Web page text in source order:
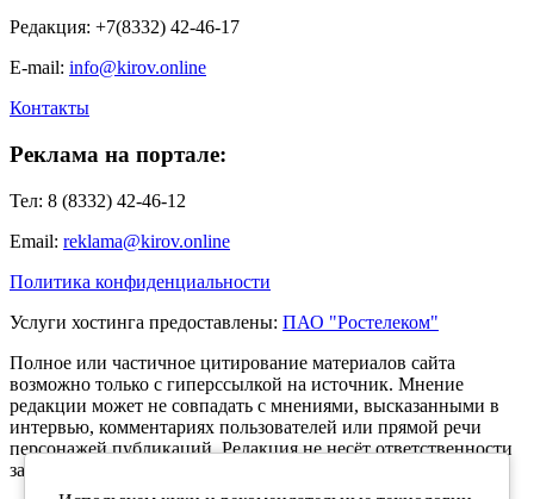
Редакция: +7(8332) 42-46-17
E-mail: info@kirov.online
Контакты
Реклама на портале:
Тел: 8 (8332) 42-46-12
Email: reklama@kirov.online
Политика конфиденциальности
Услуги хостинга предоставлены: ПАО "Ростелеком"
Полное или частичное цитирование материалов сайта
возможно только с гиперссылкой на источник. Мнение
редакции может не совпадать с мнениями, высказанными в
интервью, комментариях пользователей или прямой речи
персонажей публикаций. Редакция не несёт ответственности
за текст комментариев читателей.